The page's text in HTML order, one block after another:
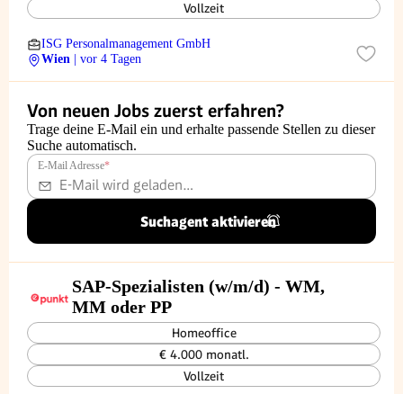
Vollzeit
ISG Personalmanagement GmbH
Wien
| vor 4 Tagen
Von neuen Jobs zuerst erfahren?
Trage deine E-Mail ein und erhalte passende Stellen zu dieser
Suche automatisch.
E-Mail Adresse*
Suchagent aktivieren
SAP-Spezialisten (w/m/d) - WM,
MM oder PP
Homeoffice
€ 4.000 monatl.
Vollzeit